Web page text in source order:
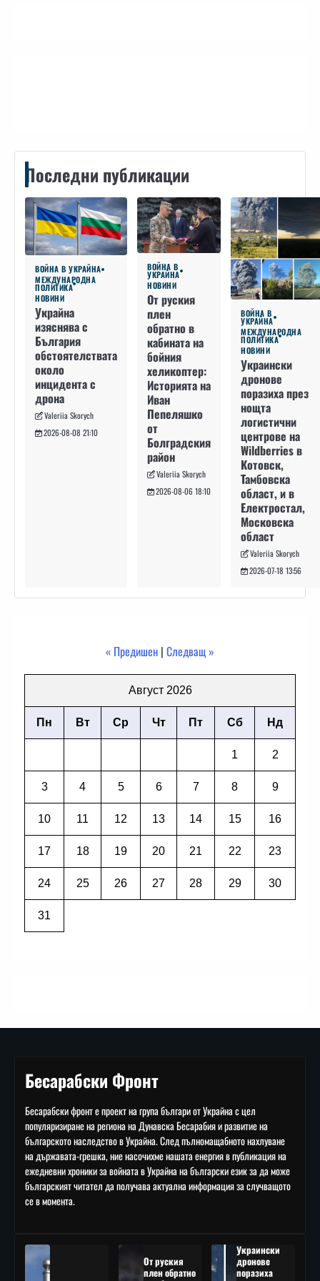
Последни публикации
ВОЙНА В УКРАЙНА
МЕЖДУНАРОДНА
ПОЛИТИКА
НОВИНИ
Украйна
изяснява с
България
обстоятелствата
около
инцидента с
дрона
Valeriia Skorych
2026-08-08 21:10
ВОЙНА В
УКРАЙНА
НОВИНИ
От руския
плен
обратно в
кабината на
бойния
хеликоптер:
Историята на
Иван
Пепеляшко
от
Болградския
район
Valeriia Skorych
2026-08-06 18:10
ВОЙНА В
УКРАЙНА
МЕЖДУНАРОДНА
ПОЛИТИКА
НОВИНИ
Украински
дронове
поразиха през
нощта
логистични
центрове на
Wildberries в
Котовск,
Тамбовска
област, и в
Електростал,
Московска
област
Valeriia Skorych
2026-07-18 13:56
« Предишен | Следващ »
Август 2026
Пн Вт Ср Чт Пт Сб Нд
1 2
3 4 5 6 7 8 9
10 11 12 13 14 15 16
17 18 19 20 21 22 23
24 25 26 27 28 29 30
31
Бесарабски Фронт
Бесарабски фронт е проект на група българи от Украйна с цел
популяризиране на региона на Дунавска Бесарабия и развитие на
българското наследство в Украйна. След пълномащабното нахлуване
на държавата-грешка, ние насочихме нашата енергия в публикация на
ежедневни хроники за войната в Украйна на български език за да може
българският читател да получава актуална информация за случващото
се в момента.
От руския
плен обратно
Украински
дронове
поразиха